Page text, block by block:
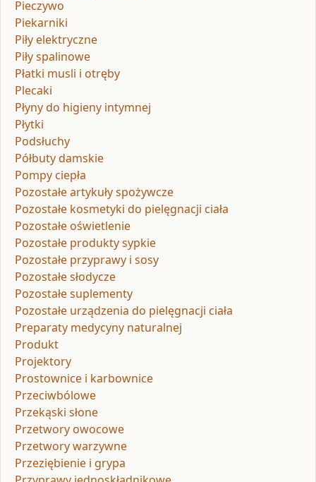
Pieczywo
Piekarniki
Piły elektryczne
Piły spalinowe
Płatki musli i otręby
Plecaki
Płyny do higieny intymnej
Płytki
Podsłuchy
Półbuty damskie
Pompy ciepła
Pozostałe artykuły spożywcze
Pozostałe kosmetyki do pielęgnacji ciała
Pozostałe oświetlenie
Pozostałe produkty sypkie
Pozostałe przyprawy i sosy
Pozostałe słodycze
Pozostałe suplementy
Pozostałe urządzenia do pielęgnacji ciała
Preparaty medycyny naturalnej
Produkt
Projektory
Prostownice i karbownice
Przeciwbólowe
Przekąski słone
Przetwory owocowe
Przetwory warzywne
Przeziębienie i grypa